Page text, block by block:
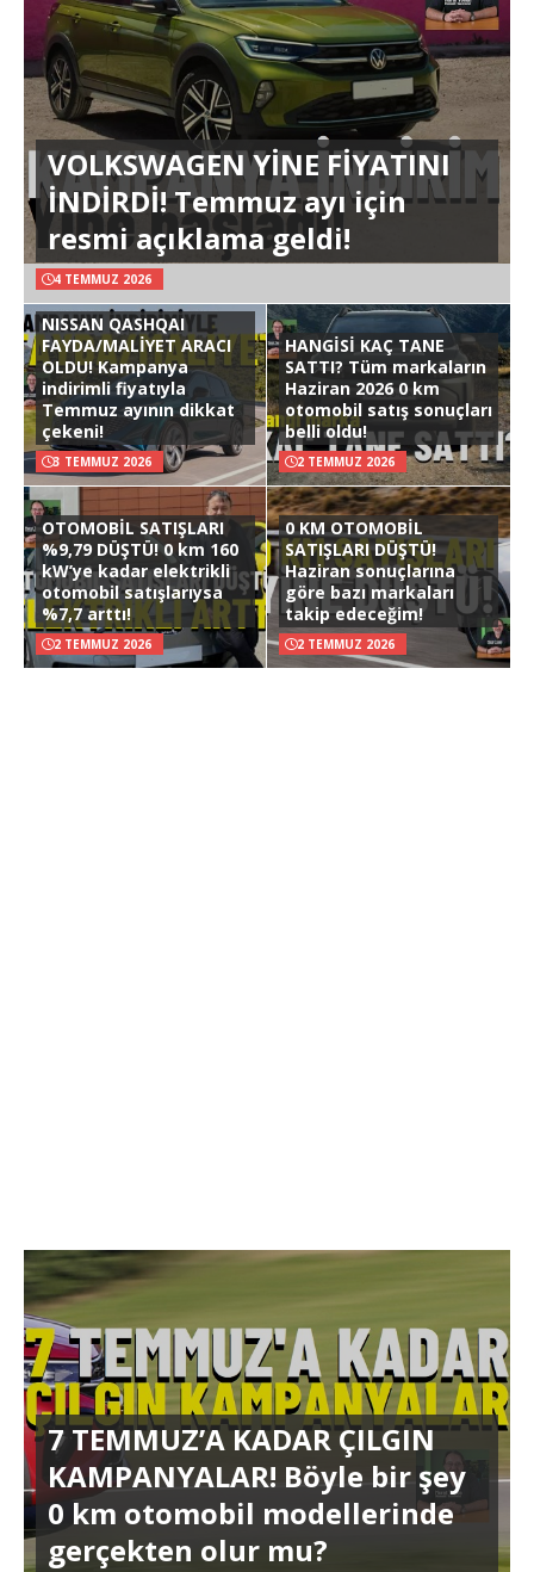
VOLKSWAGEN YİNE FİYATINI
İNDİRDİ! Temmuz ayı için
resmi açıklama geldi!
4 TEMMUZ 2026
NISSAN QASHQAI
FAYDA/MALİYET ARACI
OLDU! Kampanya
indirimli fiyatıyla
Temmuz ayının dikkat
çekeni!
3 TEMMUZ 2026
HANGİSİ KAÇ TANE
SATTI? Tüm markaların
Haziran 2026 0 km
otomobil satış sonuçları
belli oldu!
2 TEMMUZ 2026
OTOMOBİL SATIŞLARI
%9,79 DÜŞTÜ! 0 km 160
kW’ye kadar elektrikli
otomobil satışlarıysa
%7,7 arttı!
2 TEMMUZ 2026
0 KM OTOMOBİL
SATIŞLARI DÜŞTÜ!
Haziran sonuçlarına
göre bazı markaları
takip edeceğim!
2 TEMMUZ 2026
7 TEMMUZ’A KADAR ÇILGIN
KAMPANYALAR! Böyle bir şey
0 km otomobil modellerinde
gerçekten olur mu?